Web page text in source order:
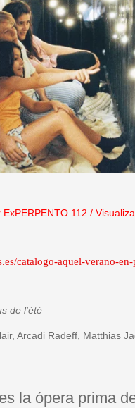
112 /
catalogo-aquel-verano-en-
de l’été
Arcadi Radeff, Matthias
es la ópera prima